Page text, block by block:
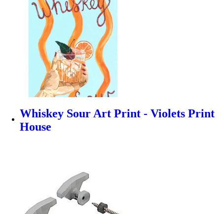
Whiskey Sour Art Print - Violets Print
House